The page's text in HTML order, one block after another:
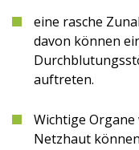
eine rasche
davon können
auftreten.
Wichtige
Netzhaut